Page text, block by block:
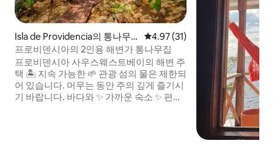
Isla de Providencia의 통나무
집
평점 4.97점(5점 만점), 후기 31
4.97 (31)
프로비덴시아의 2인용 해변가 통나무집
프로비덴시아 사우스웨스트베이의 해변 주
택 🏝️ 지속 가능한 🌱 관광 섬의 물은 제한되
어 있습니다. 머무는 동안 주의 깊게 즐기시
기 바랍니다. 바다와 ✨ 가까운 숙소 ✨ 편안